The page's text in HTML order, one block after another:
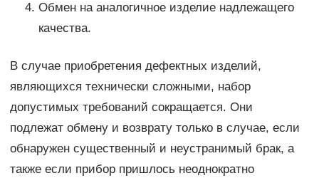
Обмен на аналогичное изделие надлежащего
качества.
В случае приобретения дефектных изделий,
являющихся технически сложными, набор
допустимых требований сокращается. Они
подлежат обмену и возврату только в случае, если
обнаружен существенный и неустранимый брак, а
также если прибор пришлось неоднократно